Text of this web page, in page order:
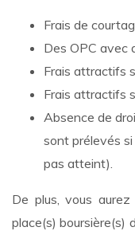
Frais de
Des OPC avec
Frais attractifs
Frais attractifs
Absence de
sont prélevés si
pas atteint).
De plus, vous
place(s) boursière(s)